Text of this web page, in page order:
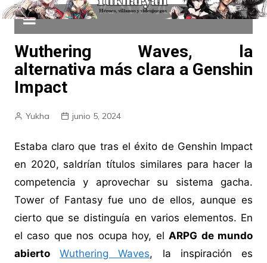
Wuthering Waves, la
alternativa más clara a Genshin
Impact
Yukha junio 5, 2024
Estaba claro que tras el éxito de Genshin Impact
en 2020, saldrían títulos similares para hacer la
competencia y aprovechar su sistema gacha.
Tower of Fantasy fue uno de ellos, aunque es
cierto que se distinguía en varios elementos. En
el caso que nos ocupa hoy, elARPG de mundo
abierto
Wuthering Waves, la inspiración es